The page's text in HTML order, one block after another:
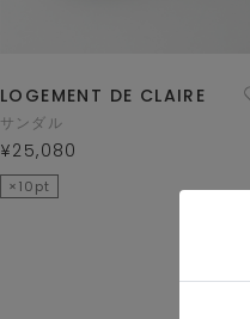
LOGEMENT DE CLAIRE
サンダル
¥25,080
×10pt